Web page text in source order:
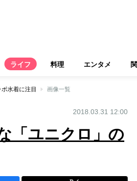
ライフ 料理 エンタメ
水着に注目 画像一覧
2018.03.31 12:00
「ユニクロ」の